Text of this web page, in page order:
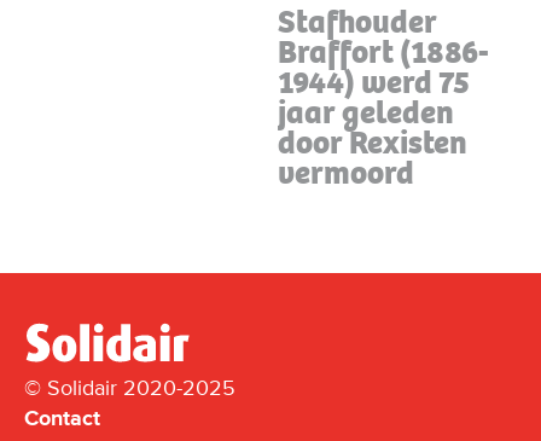
Stafhouder
Braffort (1886-
1944) werd 75
jaar geleden
door Rexisten
vermoord
© Solidair 2020-2025
Contact